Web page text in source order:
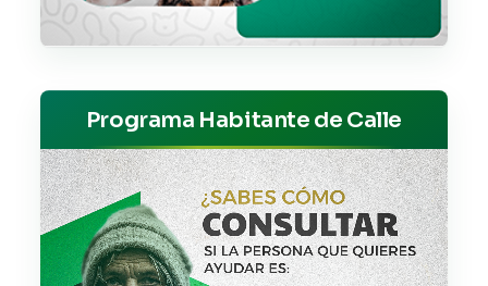
Programa Habitante de Calle